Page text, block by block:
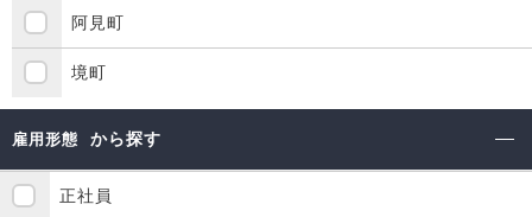
阿見町
境町
雇用形態 から探す
正社員